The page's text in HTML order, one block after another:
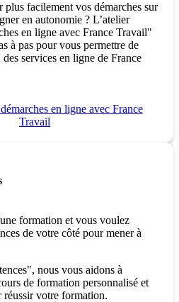
plus facilement vos démarches sur
en autonomie ? L’atelier
en ligne avec France Travail"
à pas pour vous permettre de
services en ligne de France
en ligne avec France
Travail
formation et vous voulez
de votre côté pour mener à
nous vous aidons à
de formation personnalisé et
réussir votre formation.